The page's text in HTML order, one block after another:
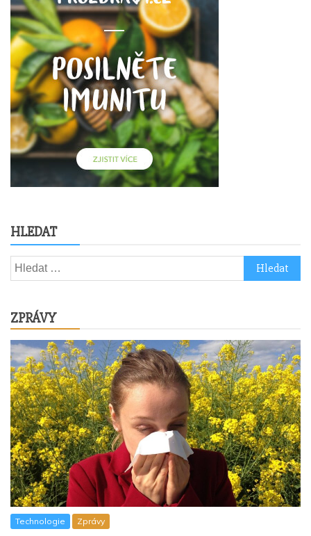
HLEDAT
Vyhledávání
ZPRÁVY
Technologie Zprávy